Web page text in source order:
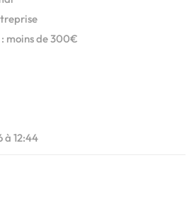
moins de 300€
à 12:44